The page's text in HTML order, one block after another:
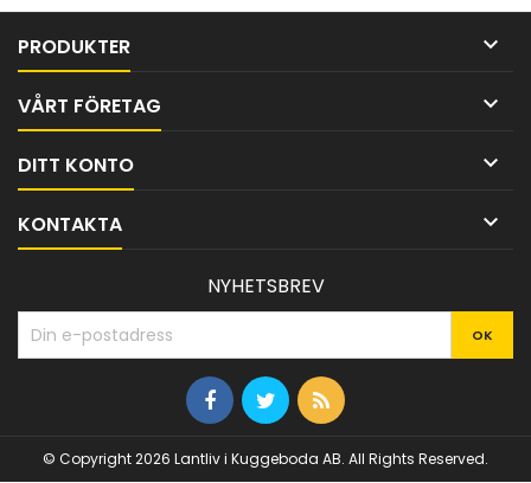
PRODUKTER 
VÅRT FÖRETAG 
DITT KONTO 
KONTAKTA 
NYHETSBREV
© Copyright 2026 Lantliv i Kuggeboda AB. All Rights Reserved.